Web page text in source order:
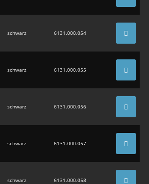
schwarz 6131.000.054
schwarz 6131.000.055
schwarz 6131.000.056
schwarz 6131.000.057
schwarz 6131.000.058